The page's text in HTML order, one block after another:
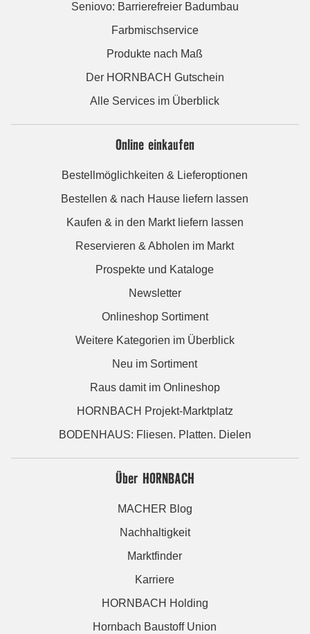
Seniovo: Barrierefreier Badumbau
Farbmischservice
Produkte nach Maß
Der HORNBACH Gutschein
Alle Services im Überblick
Online einkaufen
Bestellmöglichkeiten & Lieferoptionen
Bestellen & nach Hause liefern lassen
Kaufen & in den Markt liefern lassen
Reservieren & Abholen im Markt
Prospekte und Kataloge
Newsletter
Onlineshop Sortiment
Weitere Kategorien im Überblick
Neu im Sortiment
Raus damit im Onlineshop
HORNBACH Projekt-Marktplatz
BODENHAUS: Fliesen. Platten. Dielen
Über HORNBACH
MACHER Blog
Nachhaltigkeit
Marktfinder
Karriere
HORNBACH Holding
Hornbach Baustoff Union